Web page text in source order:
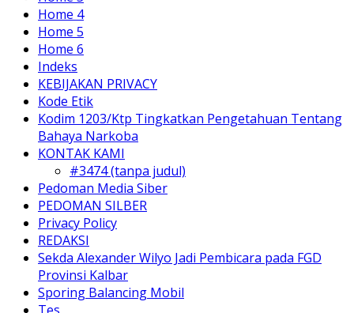
Home 4
Home 5
Home 6
Indeks
KEBIJAKAN PRIVACY
Kode Etik
Kodim 1203/Ktp Tingkatkan Pengetahuan Tentang
Bahaya Narkoba
KONTAK KAMI
#3474 (tanpa judul)
Pedoman Media Siber
PEDOMAN SILBER
Privacy Policy
REDAKSI
Sekda Alexander Wilyo Jadi Pembicara pada FGD
Provinsi Kalbar
Sporing Balancing Mobil